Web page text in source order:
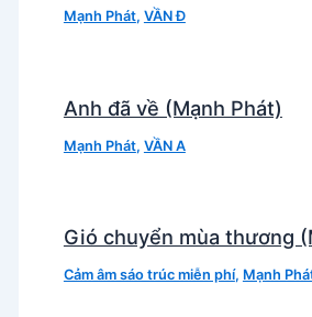
Mạnh Phát, VẦN Đ
Anh đã về (Mạnh Phát)
Mạnh Phát, VẦN A
Gió chuyển mùa thương
Cảm âm sáo trúc miễn phí, Mạnh